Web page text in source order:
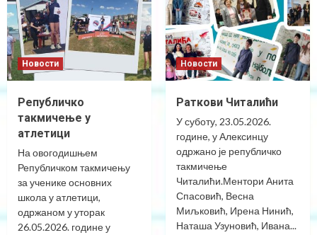
Новости
Републичко
такмичење у
атлетици
На овогодишњем
Републичком такмичењу
за ученике основних
школа у атлетици,
одржаном у уторак
26.05.2026. године у
Новости
Раткови Читалићи
У суботу, 23.05.2026.
године, у Алексинцу
одржано је републичко
такмичење
Читалићи.Ментори Анита
Спасовић, Весна
Миљковић, Ирена Нинић,
Наташа Узуновић, Ивана...